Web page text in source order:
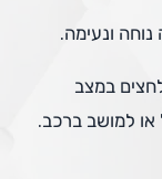
ונעימה.
במצב
למושב ברכב.